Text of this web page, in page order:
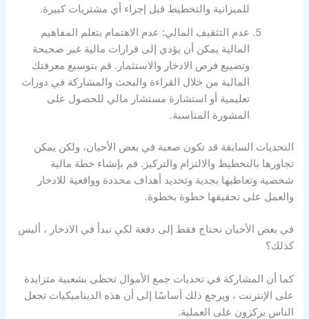
للميزانية والتخطيط قبل إجراء أي مشتريات كبيرة.
عدم التثقيف المالي: عدم الاهتمام بتعلم المفاهيم
المالية يمكن أن يؤدي إلى قرارات مالية غير صحيحة
وتضييع فرص الادخار والاستثمار. قم بتوسيع معرفتك
المالية من خلال القراءة والبحث والمشاركة في دورات
تعليمية أو استشارة مستشار مالي للحصول على
المشورة المناسبة.
التحديات السابقة قد تكون صعبة في بعض الأحيان، ولكن يمكن
تجاوزها بالتخطيط والالتزام والتركيز. قم بإنشاء خطة مالية
شخصية وتعاطيها بجدية وتحديد أهداف محددة وواقعية للادخار
والعمل على تحقيقها خطوة بخطوة.
في بعض الأحيان نحتاج فقط إلى دفعة لكي نبدأ في الادخار ، أليس
كذلك؟
كما أن المشاركة في تحديات جمع الأموال تحظى بشعبية متزايدة
على الإنترنت ، ويرجع ذلك أساسًا إلى أن هذه الديناميكيات تجعل
الناس يركزون على العملية.